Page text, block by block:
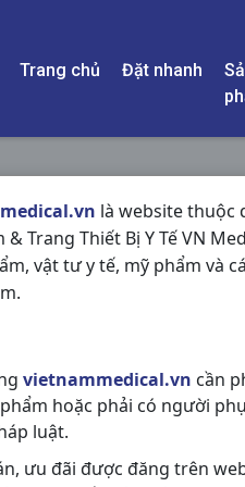
Trang chủ Đặt nhanh
là website thuộc
Trang Thiết Bị Y Tế VN
vật tư y tế, mỹ phẩm và
vietnammedical.vn cần
hoặc phải có người
luật.
ưu đãi được đăng trên
H20H4VNA
mạng xã hội: